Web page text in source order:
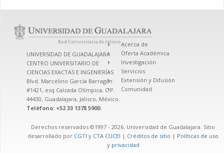
UNIVERSIDAD DE GUADALAJARA
CENTRO UNIVERSITARIO DE
CIENCIAS EXACTAS E INGENIERÍAS
Blvd. Marcelino García Barragán
#1421, esq Calzada Olímpica, C.P.
44430, Guadalajara, Jalisco, México.
Teléfono: +52 33 1378 5900.
Acerca de
Oferta Académica
Investigación
Servicios
Extensión y Difusión
Comunidad
Derechos reservados ©1997 - 2026. Universidad de Guadalajara. Sitio
desarrollado por CGTI y CTA CUCEI | Créditos de sitio | Políticas de uso
y privacidad